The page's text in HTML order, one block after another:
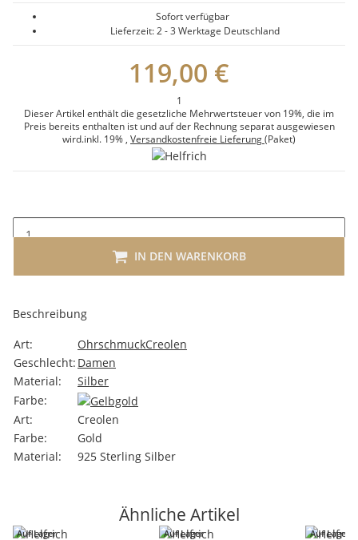
Sofort verfügbar
Lieferzeit:2 - 3 Werktage Deutschland
119,00 €
1
Dieser Artikel enthält die gesetzliche Mehrwertsteuer von 19%, die im
Preis bereits enthalten ist und auf der Rechnung separat ausgewiesen
wird.inkl. 19% , Versandkostenfreie Lieferung(Paket)
IN DEN WARENKORB
Beschreibung
Art:
OhrschmuckCreolen
Geschlecht: Damen
Material:
Silber
Farbe:
Art:
Creolen
Farbe:
Gold
Material:
925 Sterling Silber
Ähnliche Artikel
Auf Lager Auf Lager Auf Lager